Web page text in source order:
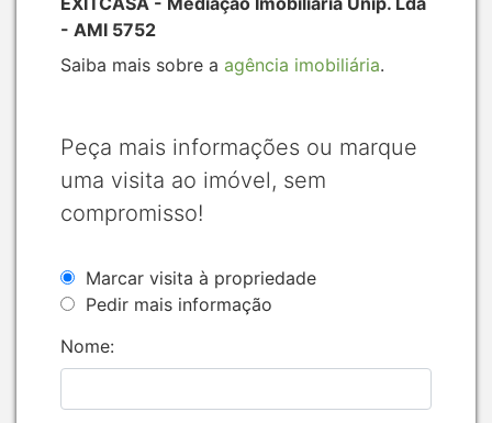
- AMI 5752
Saiba mais sobre a agência imobiliária.
Peça mais informações ou marque
uma visita ao imóvel, sem
compromisso!
Marcar visita à propriedade
Pedir mais informação
Nome: